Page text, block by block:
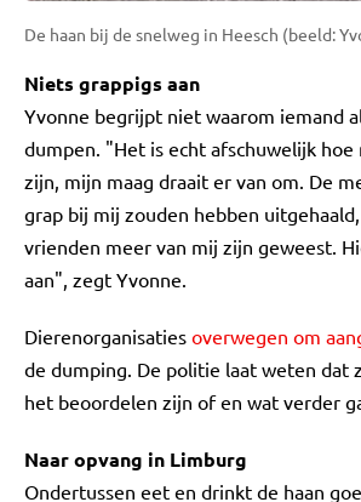
De haan bij de snelweg in Heesch (beeld:
Niets grappigs aan
Yvonne begrijpt niet waarom iemand
dumpen. "Het is echt afschuwelijk hoe
zijn, mijn maag draait er van om. De
grap bij mij zouden hebben
vrienden meer van mij zijn geweest.
aan", zegt Yvonne.
Dierenorganisaties overwegen om
de dumping. De politie laat weten dat
het beoordelen zijn of en wat verder
Naar opvang in Limburg
Ondertussen eet en drinkt de haan